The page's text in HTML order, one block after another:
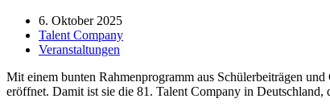
6. Oktober 2025
Talent Company
Veranstaltungen
Mit einem bunten Rahmenprogramm aus Schülerbeiträgen
eröffnet. Damit ist sie die 81. Talent Company in